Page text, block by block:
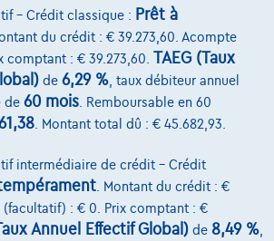
complet
BMW Dejonckheere Roeselare
Voir le véhicule
– Crédit classique : Prêt à
du crédit : € 39.273,60. Acompte
comptant : € 39.273,60. TAEG (Taux
de 6,29 % , taux débiteur annuel
de 60 mois . Remboursable en 60
. Montant total dû : € 45.682,93.
intermédiaire de crédit – Crédit
. Montant du crédit : €
(facultatif) : € 0. Prix comptant : €
Annuel Effectif Global) de 8,49 %